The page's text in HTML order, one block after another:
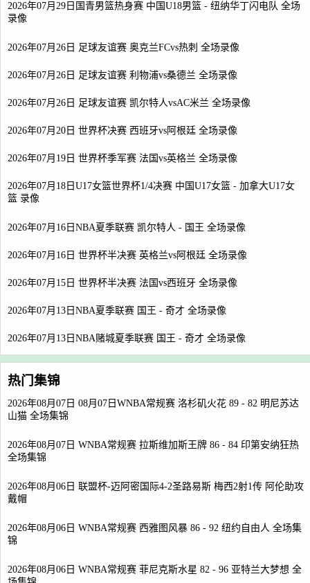
2026年07月29日国青男篮热身赛 中国U18男篮 - 纽纳华丁闪电队 全场
录像
2026年07月26日 足球友谊赛 奥克兰FCvs热刺 全场录像
2026年07月26日 足球友谊赛 利物浦vs桑德兰 全场录像
2026年07月26日 足球友谊赛 凯尔特人vsAC米兰 全场录像
2026年07月20日 世界杯决赛 西班牙vs阿根廷 全场录像
2026年07月19日 世界杯季军赛 法国vs英格兰 全场录像
2026年07月18日U17女篮世界杯1/4决赛 中国U17女篮 - 加拿大U17女
篮 录像
2026年07月16日NBA夏季联赛 凯尔特人 - 国王 全场录像
2026年07月16日 世界杯半决赛 英格兰vs阿根廷 全场录像
2026年07月15日 世界杯半决赛 法国vs西班牙 全场录像
2026年07月13日NBA夏季联赛 国王 - 奇才 全场录像
2026年07月13日NBA赌城夏季联赛 国王 - 奇才 全场录像
热门集锦
2026年08月07日 08月07日WNBA常规赛 洛杉矶火花 89 - 82 明尼苏达
山猫 全场集锦
2026年08月07日 WNBA常规赛 拉斯维加斯王牌 86 - 84 印第安纳狂热
全场集锦
2026年08月06日 联盟杯-迈阿密国际4-2圣路易斯 梅西2射1传 阿伦助攻
戴帽
2026年08月06日 WNBA常规赛 西雅图风暴 86 - 92 纽约自由人 全场集
锦
2026年08月06日 WNBA常规赛 菲尼克斯水星 82 - 96 亚特兰大梦想 全